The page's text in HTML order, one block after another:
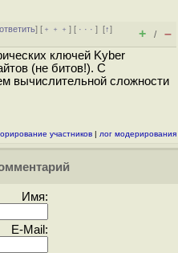
ответить] [ ﹢﹢﹢] [ · · ·][↑]
+ / –
ключей Kyber
(не битов!). С
вычислительной сложности
участников | лог модерирования
Имя:
E-Mail: